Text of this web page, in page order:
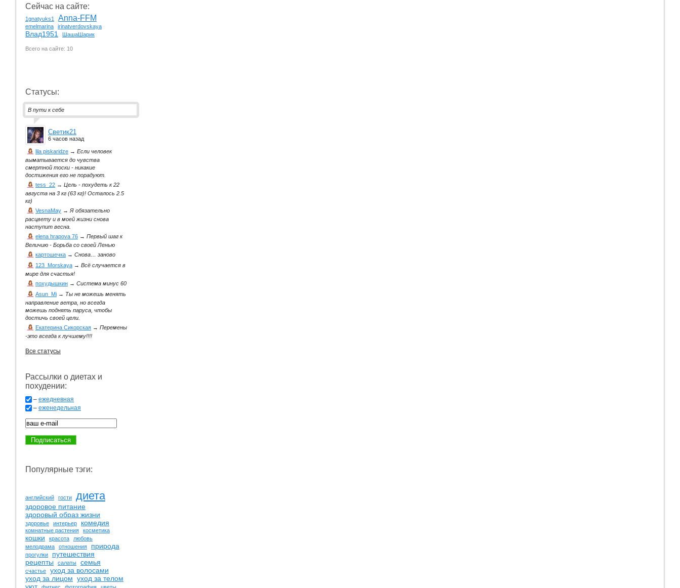
Сейчас на сайте:
1gnatyuks1 Anna-FFM
emelmarina irinatverdovskaya
Влад1951 ШашаШарик
Всего на сайте: 10
Статусы:
В пути к себе
Светик21
6 часов назад
lila piskaridze → Если человек
выматывается до чувства
смертной тоски - никакие
достижения его не порадуют.
tess_22 → Цель - похудеть к 22
августа на 3 кг (63 кг)! Осталось 2.5
кг)
VesnaMay →Я обязательно
расцвету и в моей жизни снова
наступит весна.
elena hrapova 76 → Первый шаг к
Величию - Борьба со своей Ленью
картошечка → Снова… заново
123_Morskaya → Всё случается в
мире для счастья!
похудышкин → Система минус 60
Asun_Mi → Ты не можешь менять
направление ветра, но всегда
можешь поднять паруса, чтобы
достичь своей цели.
Екатерина Сикорская → Перемены
-это всегда к лучшему!!!!
Все статусы
Рассылки о диетах и
похудении:
– ежедневная
– еженедельная
Популярные тэги:
английский гости диета
здоровое питание
здоровый образ жизни
здоровье интерьер комедия
комнатные растения косметика
кошки красота
любовь
мелодрама
отношения природа
прогулки
путешествия
рецепты
салаты семья
счастье
уход за волосами
уход за лицом уход за телом